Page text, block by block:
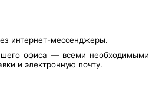
интернет-мессенджеры.
офиса — всеми необходимыми
и электронную почту.